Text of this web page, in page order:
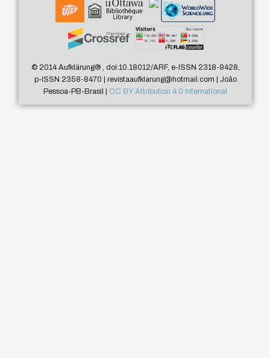
© 2014 Aufklärung®, doi:10.18012/ARF, e-ISSN 2318-9428,
p-ISSN 2358-8470 | revistaaufklarung@hotmail.com | João
Pessoa-PB-Brasil | CC BY Attribution 4.0 International